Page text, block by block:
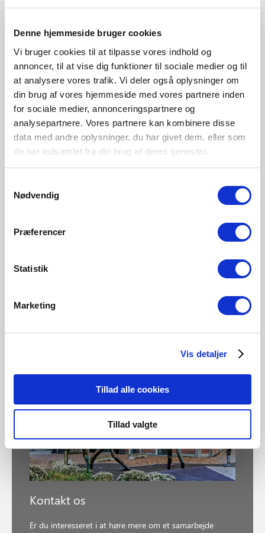
Denne hjemmeside bruger cookies
Vi bruger cookies til at tilpasse vores indhold og
annoncer, til at vise dig funktioner til sociale medier og til
at analysere vores trafik. Vi deler også oplysninger om
din brug af vores hjemmeside med vores partnere inden
for sociale medier, annonceringspartnere og
analysepartnere. Vores partnere kan kombinere disse
data med andre oplysninger, du har givet dem, eller som
de har indsamlet fra din brug af deres tjenester.
Nødvendig
Præferencer
Statistik
Marketing
Vis detaljer
Tillad alle cookies
Tillad valgte
DKK 259,95
Pop | Væglampe | Grøn
DKK 419,95
Varenummer 2011035059
Kontakt os
Er du interesseret i at høre mere om et samarbejde